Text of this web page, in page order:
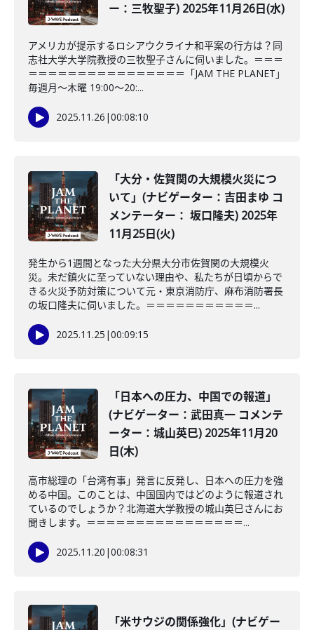
ー：三牧聖子) 2025年11月26日(水)
アメリカが提示するロシアウクライナ和平案の行方は？同
志社大学大学院教授の三牧聖子さんに伺いました。＝＝＝
＝＝＝＝＝＝＝＝＝＝＝＝＝＝＝＝「JAM THE PLANET」
毎週月～木曜 19:00～20:...
2025.11.26 |00:08:10
「大分・佐賀関の大規模火災につ
いて」(ナビゲーター：吉田まゆ コ
メンテーター： 坂口隆夫) 2025年
11月25日(火)
発生から1週間となった大分県大分市佐賀関の大規模火
災。未だ鎮火に至っていない理由や、私たちが日頃からで
きる火災予防対策について元・東京消防庁、麻布消防署長
の坂口隆夫に伺いました。＝＝＝＝＝＝＝＝＝＝＝...
2025.11.25 |00:09:15
「日本への圧力、中国での報道」
(ナビゲーター：武田真一 コメンテ
ーター：城山英巳) 2025年11月20
日(木)
高市総理の「台湾有事」発言に反発し、日本への圧力を強
める中国。このことは、中国国内ではどのように報道され
ているのでしょうか？北海道大学教授の城山英巳さんにお
聞きします。＝＝＝＝＝＝＝＝＝＝＝＝＝＝＝＝...
2025.11.20 |00:08:31
「米サウジの関係強化」(ナビゲー